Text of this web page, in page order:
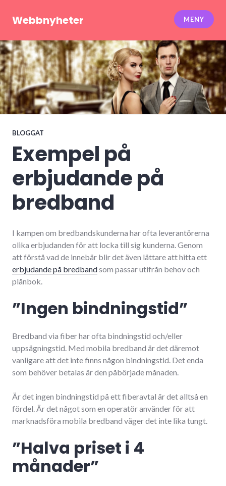
Webbnyheter MENY
BLOGGAT
Exempel på
erbjudande på
bredband
I kampen om bredbandskunderna har ofta leverantörerna
olika erbjudanden för att locka till sig kunderna. Genom
att förstå vad de innebär blir det även lättare att hitta ett
erbjudande på bredbandsom passar utifrån behov och
plånbok.
”Ingen bindningstid”
Bredband via fiber har ofta bindningstid och/eller
uppsägningstid. Med mobila bredband är det däremot
vanligare att det inte finns någon bindningstid. Det enda
som behöver betalas är den påbörjade månaden.
Är det ingen bindningstid på ett fiberavtal är det alltså en
fördel. Är det något som en operatör använder för att
marknadsföra mobila bredband väger det inte lika tungt.
”Halva priset i 4
månader”